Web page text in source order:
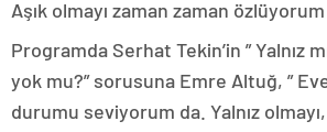
Aşık olmayı zaman zaman özlüyorum
Programda Serhat Tekin’in ” Yalnız
yok mu?” sorusuna Emre Altuğ, ”
durumu seviyorum da. Yalnız